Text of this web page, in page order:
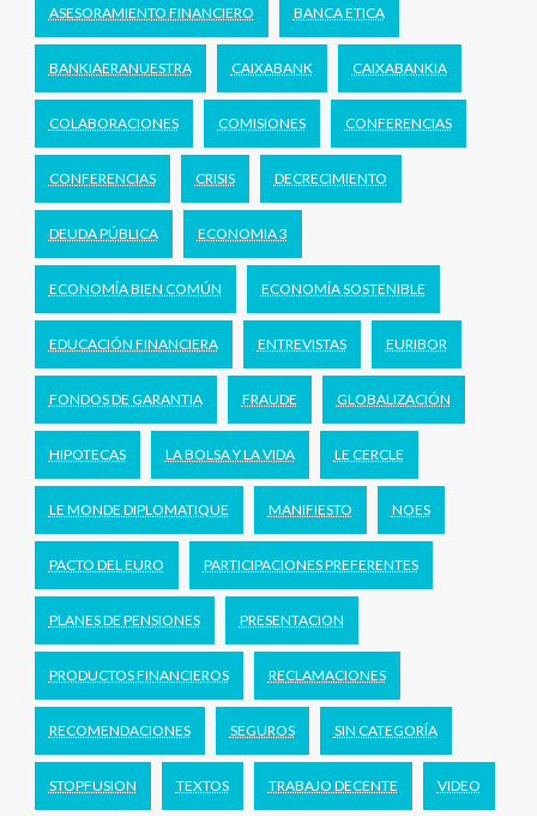
ASESORAMIENTO FINANCIERO BANCA ETICA
BANKIAERANUESTRA CAIXABANK CAIXABANKIA
COLABORACIONES COMISIONES CONFERENCIAS
CONFERENCIAS CRISIS DECRECIMIENTO
DEUDA PÚBLICA ECONOMIA 3
ECONOMÍA BIEN COMÚN ECONOMÍA SOSTENIBLE
EDUCACIÓN FINANCIERA ENTREVISTAS EURIBOR
FONDOS DE GARANTIA FRAUDE GLOBALIZACIÓN
HIPOTECAS LA BOLSA Y LA VIDA LE CERCLE
LE MONDE DIPLOMATIQUE MANIFIESTO NOES
PACTO DEL EURO PARTICIPACIONES PREFERENTES
PLANES DE PENSIONES PRESENTACION
PRODUCTOS FINANCIEROS RECLAMACIONES
RECOMENDACIONES SEGUROS SIN CATEGORÍA
STOPFUSION TEXTOS TRABAJO DECENTE VIDEO